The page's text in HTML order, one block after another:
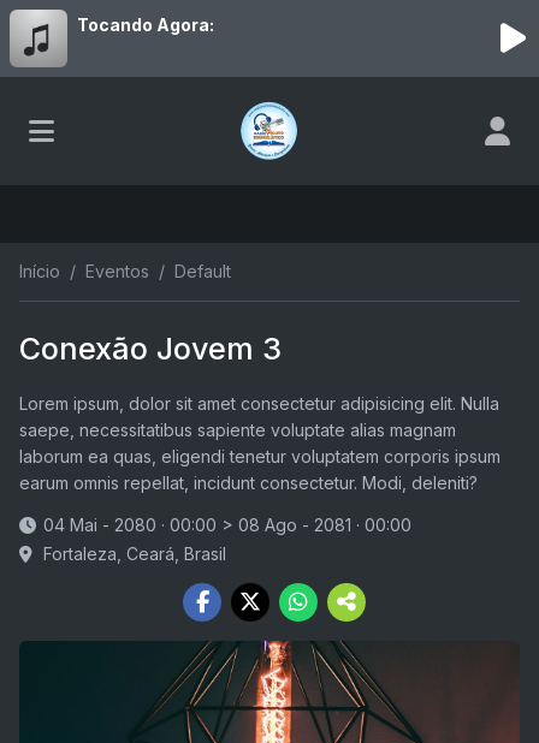
Tocando Agora:
Início Eventos Default
Conexão Jovem 3
Lorem ipsum, dolor sit amet consectetur adipisicing elit. Nulla
saepe, necessitatibus sapiente voluptate alias magnam
laborum ea quas, eligendi tenetur voluptatem corporis ipsum
earum omnis repellat, incidunt consectetur. Modi, deleniti?
04 Mai - 2080 · 00:00 > 08 Ago - 2081 · 00:00
Fortaleza, Ceará, Brasil